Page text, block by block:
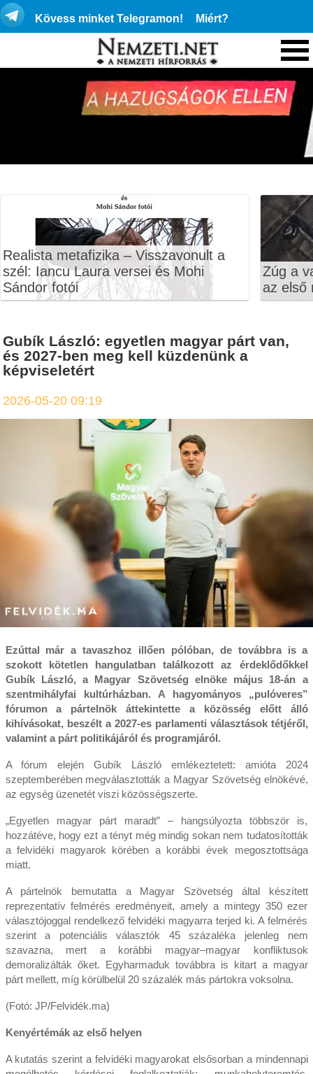
Kövess minket Telegramon! Miért?
Realista metafizika – Visszavonult a
szél: Iancu Laura versei és Mohi
Sándor fotói
Zúg a
az első
Gubík László: egyetlen magyar párt van,
és 2027-ben meg kell küzdenünk a
képviseletért
2026-05-20 09:19
Ezúttal már a tavaszhoz illően pólóban, de továbbra is a
szokott kötetlen hangulatban találkozott az érdeklődőkkel
Gubík László, a Magyar Szövetség elnöke május 18-án a
szentmihályfai kultúrházban. A hagyományos „pulóveres”
fórumon a pártelnök áttekintette a közösség előtt álló
kihívásokat, beszélt a 2027-es parlamenti választások tétjéről,
valamint a párt politikájáról és programjáról.
A fórum elején Gubík László emlékeztetett: amióta 2024
szeptemberében megválasztották a Magyar Szövetség elnökévé,
az egység üzenetét viszi közösségszerte.
„Egyetlen magyar párt maradt” – hangsúlyozta többször is,
hozzátéve, hogy ezt a tényt még mindig sokan nem tudatosították
a felvidéki magyarok körében a korábbi évek megosztottsága
miatt.
A pártelnök bemutatta a Magyar Szövetség által készített
reprezentatív felmérés eredményeit, amely a mintegy 350 ezer
választójoggal rendelkező felvidéki magyarra terjed ki. A felmérés
szerint a potenciális választók 45 százaléka jelenleg nem
szavazna, mert a korábbi magyar–magyar konfliktusok
demoralizálták őket. Egyharmaduk továbbra is kitart a magyar
párt mellett, míg körülbelül 20 százalék más pártokra voksolna.
(Fotó: JP/Felvidék.ma)
Kenyértémák az első helyen
A kutatás szerint a felvidéki magyarokat elsősorban a mindennapi